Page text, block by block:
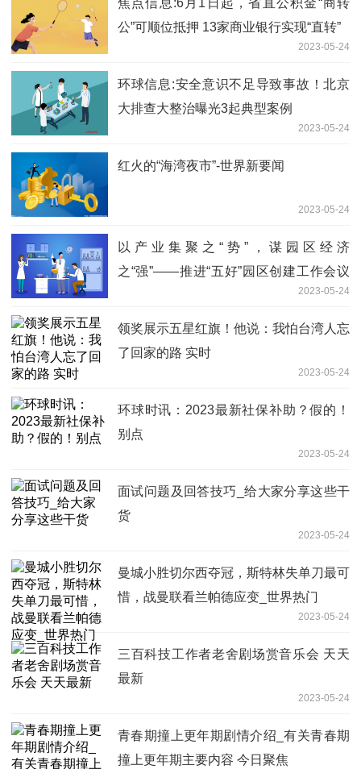
公”可顺位抵押 13家商业银行实现“直转”
2023-05-24
环球信息:安全意识不足导致事故！北京
大排查大整治曝光3起典型案例
2023-05-24
红火的“海湾夜市”-世界新要闻
2023-05-24
以产业集聚之“势”，谋园区经济
之“强”——推进“五好”园区创建工作会议
2023-05-24
领奖展示五星红旗！他说：我怕台湾人忘
了回家的路 实时
2023-05-24
环球时讯：2023最新社保补助？假的！
别点
2023-05-24
面试问题及回答技巧_给大家分享这些干
货
2023-05-24
曼城小胜切尔西夺冠，斯特林失单刀最可
惜，战曼联看兰帕德应变_世界热门
2023-05-24
三百科技工作者老舍剧场赏音乐会 天天
最新
2023-05-24
青春期撞上更年期剧情介绍_有关青春期
撞上更年期主要内容 今日聚焦